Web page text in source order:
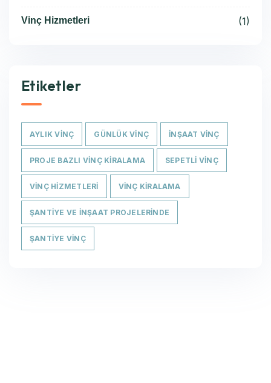
Vinç Hizmetleri (1)
Etiketler
AYLIK VINÇ GÜNLÜK VINÇ INŞAAT VINÇ
PROJE BAZLI VINÇ KIRALAMA SEPETLI VINÇ
VINÇ HIZMETLERI VINÇ KIRALAMA
ŞANTIYE VE İNŞAAT PROJELERINDE
ŞANTIYE VINÇ